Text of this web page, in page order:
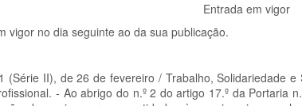
Entrada em vigor
vigor no dia seguinte ao da sua publicação.
(Série II), de 26 de fevereiro / Trabalho, Solidariedade
- Ao abrigo do n.º 2 do artigo 17.º da Portaria